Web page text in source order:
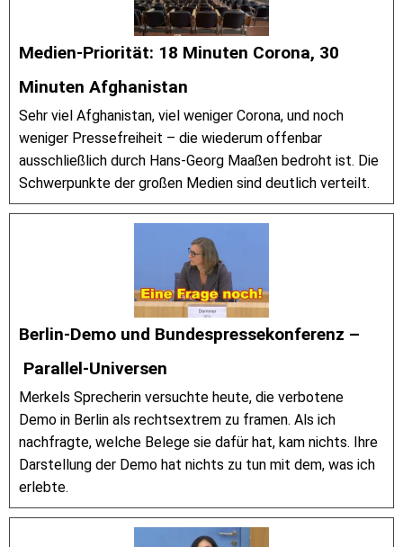
Medien-Priorität: 18 Minuten Corona, 30
Minuten Afghanistan
Sehr viel Afghanistan, viel weniger Corona, und noch
weniger Pressefreiheit – die wiederum offenbar
ausschließlich durch Hans-Georg Maaßen bedroht ist. Die
Schwerpunkte der großen Medien sind deutlich verteilt.
Berlin-Demo und Bundespressekonferenz –
Parallel-Universen
Merkels Sprecherin versuchte heute, die verbotene
Demo in Berlin als rechtsextrem zu framen. Als ich
nachfragte, welche Belege sie dafür hat, kam nichts. Ihre
Darstellung der Demo hat nichts zu tun mit dem, was ich
erlebte.